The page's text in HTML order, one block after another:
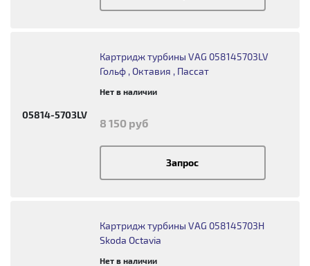
05814-5703LV
Картридж турбины VAG 058145703LV
Гольф , Октавия , Пассат
Нет в наличии
8 150 руб
Запрос
Картридж турбины VAG 058145703H
Skoda Octavia
Нет в наличии